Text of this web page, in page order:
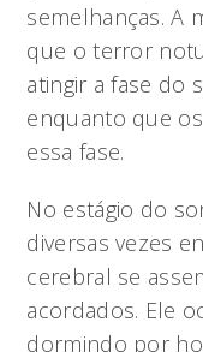
semelhanças. A
que o terror
atingir a fase do
enquanto que
essa fase.
No estágio do
diversas vezes
cerebral se
acordados. Ele
dormindo por